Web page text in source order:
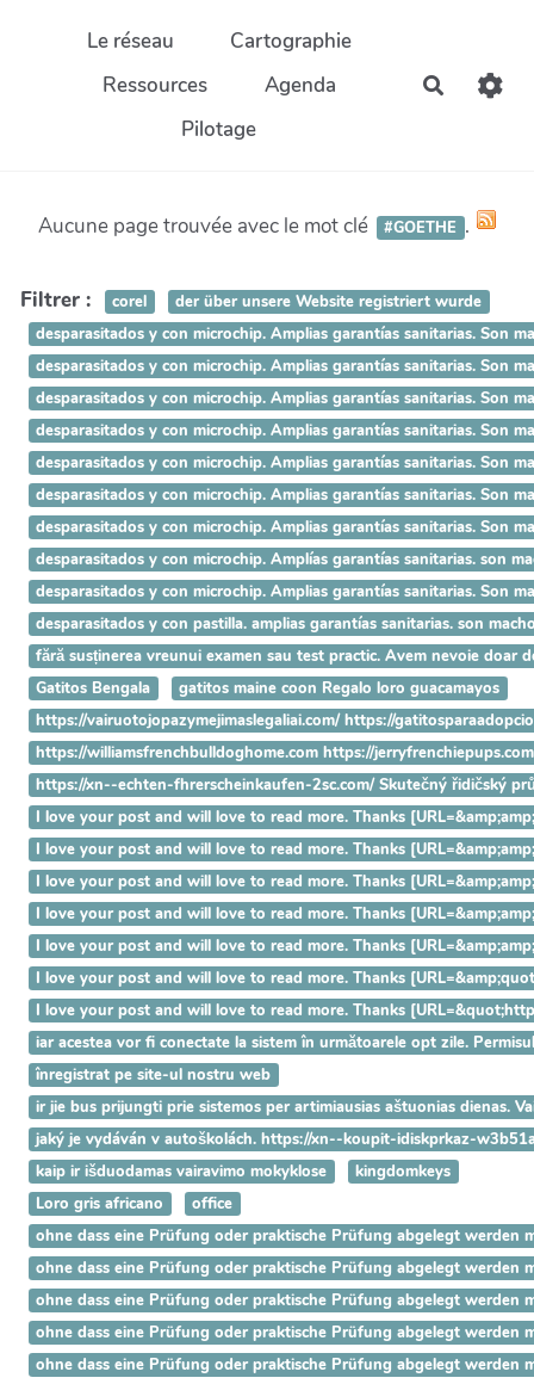
Aller au contenu principal
Le réseau
Cartographie
Ressources
Agenda
Pilotage
Aucune page trouvée avec le mot clé #GOETHE .
Filtrer : corel
der über unsere Website registriert wurde
desparasitados y con microchip. Amplias garantías sanitarias. Son
desparasitados y con microchip. Amplias garantías sanitarias. Son
desparasitados y con microchip. Amplias garantías sanitarias. Son
desparasitados y con microchip. Amplias garantías sanitarias. Son
desparasitados y con microchip. Amplias garantías sanitarias. Son
desparasitados y con microchip. Amplias garantías sanitarias. Son
desparasitados y con microchip. Amplias garantías sanitarias.
desparasitados y con microchip. Amplías garantías sanitarias. son
desparasitados y con microchip. Amplias garantías sanitarias. Son
desparasitados y con pastilla. amplias garantías sanitarias. son
fără susținerea vreunui examen sau test practic. Avem nevoie doar
Gatitos Bengala
gatitos maine coon Regalo loro guacamayos
https://vairuotojopazymejimaslegaliai.com/ https://
https://williamsfrenchbulldoghome.com https://
https://xn--echten-fhrerscheinkaufen-2sc.com/ Skutečný řidičský
I love your post and will love to read more. Thanks
I love your post and will love to read more. Thanks
I love your post and will love to read more. Thanks
I love your post and will love to read more. Thanks
I love your post and will love to read more. Thanks
I love your post and will love to read more. Thanks
I love your post and will love to read more. Thanks
iar acestea vor fi conectate la sistem în următoarele opt zile.
înregistrat pe site-ul nostru web
ir jie bus prijungti prie sistemos per artimiausias aštuonias dienas.
jaký je vydáván v autoškolách. https://xn--koupit-idiskprkaz-
kaip ir išduodamas vairavimo mokyklose
kingdomkeys
Loro gris africano
office
ohne dass eine Prüfung oder praktische Prüfung abgelegt werden
ohne dass eine Prüfung oder praktische Prüfung abgelegt werden
ohne dass eine Prüfung oder praktische Prüfung abgelegt werden
ohne dass eine Prüfung oder praktische Prüfung abgelegt werden
ohne dass eine Prüfung oder praktische Prüfung abgelegt werden